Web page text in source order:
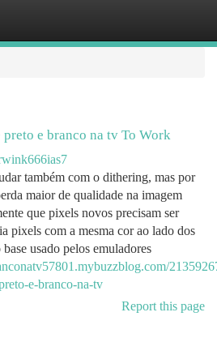
e branco na tv To Work
também com o dithering, mas por
maior de qualidade na imagem
que pixels novos precisam ser
pixels com a mesma cor ao lado dos
usado pelos emuladores
e-branco-na-tv
Report this page